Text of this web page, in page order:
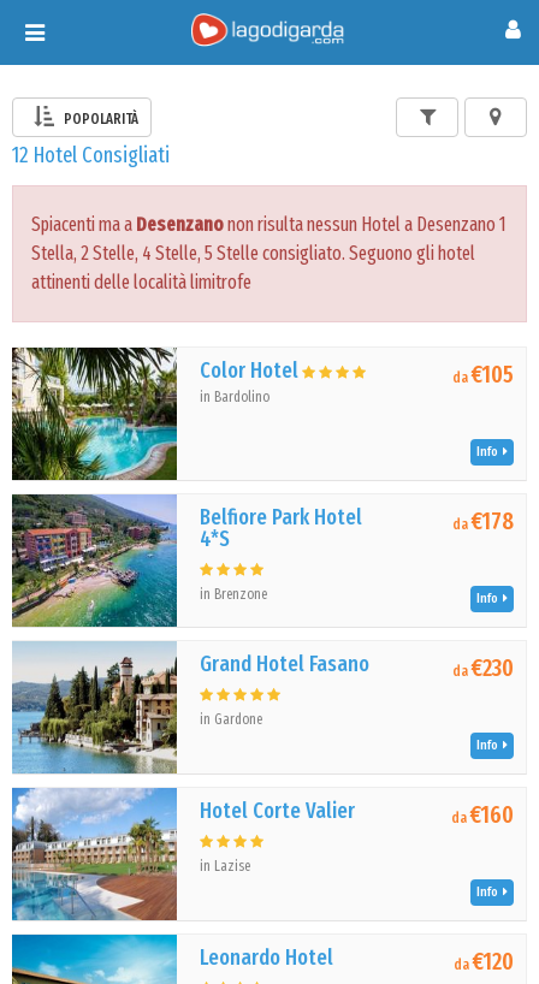
Toggle
navigation
POPOLARITÀ
12 Hotel Consigliati
Spiacenti ma a Desenzanonon risulta nessun Hotel a Desenzano 1
Stella, 2 Stelle, 4 Stelle, 5 Stelle consigliato. Seguono gli hotel
attinenti delle località limitrofe
Color Hotel
in Bardolino
da€105
Info
Belfiore Park Hotel
4*S
in Brenzone
da€178
Info
Grand Hotel Fasano
in Gardone
da€230
Info
Hotel Corte Valier
in Lazise
da€160
Info
Leonardo Hotel da€120